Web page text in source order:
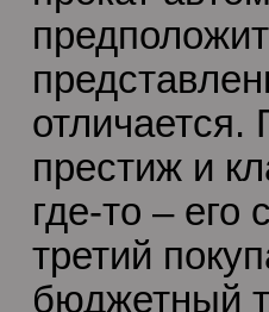
отличается.
престиж и
где-то –
третий
бюджетный